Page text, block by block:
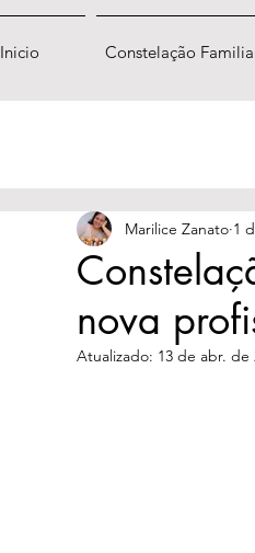
Inicio Constelação
nova
Marilice Zanato 1
Atualizado: 13 de abr. de